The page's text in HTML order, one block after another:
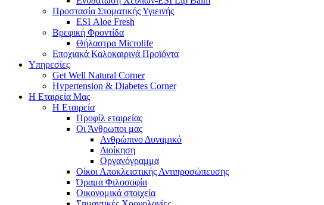
Προστασία Στοματικής Υγιεινής
ESI Αloe Fresh
Βρεφική Φροντίδα
Θήλαστρα Microlife
Εποχιακά Καλοκαιρινά Προϊόντα
Υπηρεσίες
Get Well Natural Corner
Hypertension & Diabetes Corner
Η Εταιρεία Μας
Η Εταιρεία
Προφίλ εταιρείας
Οι Άνθρωποι μας
Ανθρώπινο Δυναμικό
Διοίκηση
Οργανόγραμμα
Οίκοι Αποκλειστικής Αντιπροσώπευσης
Όραμα Φιλοσοφία
Οικονομικά στοιχεία